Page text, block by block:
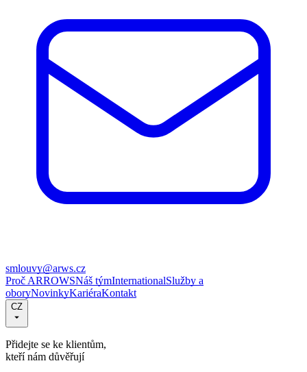
smlouvy@arws.cz
Proč ARROWSNáš týmInternationalSlužby a
oboryNovinkyKariéraKontakt
CZ
Přidejte se ke klientům,
kteří nám důvěřují